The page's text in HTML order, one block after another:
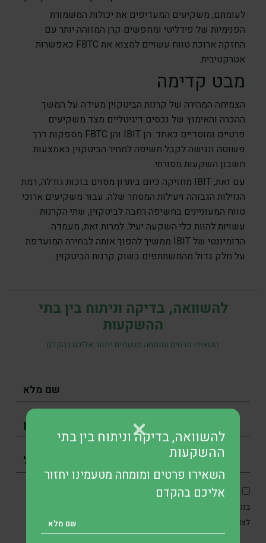
לעומתם, משקיעים המעדיפים את יכולות המשמורת
הפנימיות של פידליטי ומחפשים קרן המזוהה יותר עם
החזקה ארוכת טווח עשויים למצוא את FBTC כאפשרות
אטרקטיבית.
מבט קדימה
הצמיחה המהירה של קרנות הביטקוין מעידה על המשך
ההכרה והאימוץ של נכסים דיגיטליים מצד משקיעים
פרטיים ומוסדיים כאחד. הן IBIT והן FBTC מספקות דרך
פשוטה ונגישה לקבל חשיפה למחיר הביטקוין באמצעות
חשבון השקעות מסורתי.
עם זאת, IBIT מחזיקה כיום ביתרון מסוים בזכות גודלה, רמת
הנזילות הגבוהה ויעילות המסחר שלה. עבור משקיעים ארוכי
טווח המעוניינים בחשיפה רחבה לביטקוין, שתי הקרנות
עשויות להוות כלי השקעה יעיל. למרות זאת, מעמדה
הדומיננטי של IBIT ממשיך להפוך אותה לבחירה המועדפת
על חלק גדול מהמשתתפים בשוק קרנות הביטקוין.
להשוואה, בדיקה וניתוח בין בתי
ההשקעות
השאירו פרטים ומומחה מטעמינו יחזור אליכם בהקדם
אני מסכים/ה כי SKN תיצור איתי קשר בטלפון, בדוא״ל ובוואטסאפ
בנוגע לפנייתי, וכן מאשר/ת את איסוף והשימוש במידע האישי שלי
לצורכי תקשורת ושירות בהתאם ל
מדיניות הפרטיות.
להשוואה, בדיקה וניתוח בין בתי
ההשקעות
השאירו פרטים ומומחה מטעמינו יחזור
אליכם בהקדם